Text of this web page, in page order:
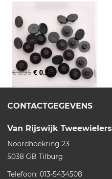
€ 8,95 € 0,25
CONTACTGEGEVENS
Van Rijswijk Tweewielers
Noordhoekring 23
5038 GB Tilburg
Telefoon: 013-5434508